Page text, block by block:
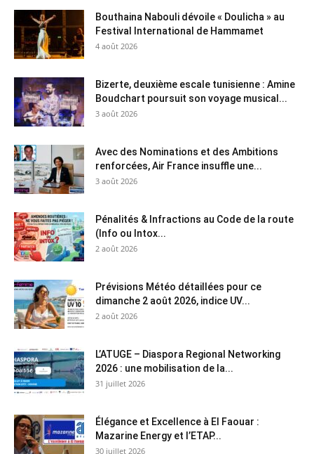
Bouthaina Nabouli dévoile « Doulicha » au
Festival International de Hammamet
4 août 2026
Bizerte, deuxième escale tunisienne : Amine
Boudchart poursuit son voyage musical...
3 août 2026
Avec des Nominations et des Ambitions
renforcées, Air France insuffle une...
3 août 2026
Pénalités & Infractions au Code de la route
(Info ou Intox...
2 août 2026
Prévisions Météo détaillées pour ce
dimanche 2 août 2026, indice UV...
2 août 2026
L’ATUGE – Diaspora Regional Networking
2026 : une mobilisation de la...
31 juillet 2026
Élégance et Excellence à El Faouar :
Mazarine Energy et l’ETAP...
30 juillet 2026